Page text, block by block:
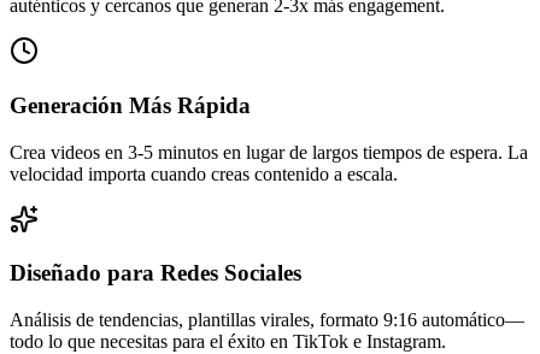
auténticos y cercanos que generan 2-3x más engagement.
Generación Más Rápida
Crea videos en 3-5 minutos en lugar de largos tiempos de espera. La
velocidad importa cuando creas contenido a escala.
Diseñado para Redes Sociales
Análisis de tendencias, plantillas virales, formato 9:16 automático—
todo lo que necesitas para el éxito en TikTok e Instagram.